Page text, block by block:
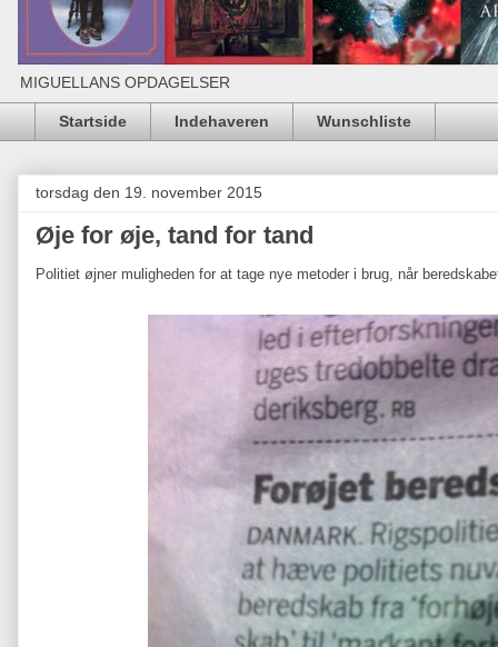
MIGUELLANS OPDAGELSER
Startside Indehaveren Wunschliste
torsdag den 19. november 2015
Øje for øje, tand for tand
Politiet øjner muligheden for at tage nye metoder i brug, når